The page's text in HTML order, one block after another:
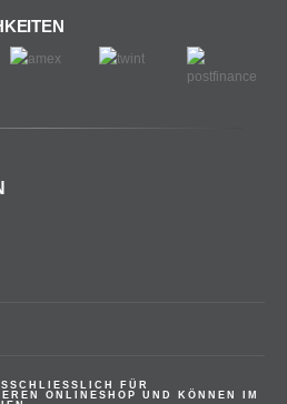
FÜR
ONLINESHOP UND KÖNNEN IM